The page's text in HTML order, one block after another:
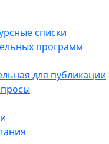
списки
программ
для публикации